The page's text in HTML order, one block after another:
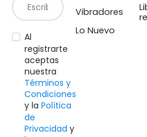
Al
registrarte
aceptas
nuestra
Términos y
Condiciones
y la Política
de
Privacidad y
Vibradores
Lo Nuevo